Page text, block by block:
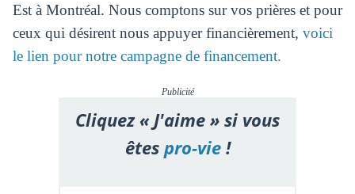
Est à Montréal. Nous comptons sur vos prières et pour
ceux qui désirent nous appuyer financièrement, voici
le lien pour notre campagne de financement.
Publicité
Cliquez « J'aime » si vous
êtespro-vie!